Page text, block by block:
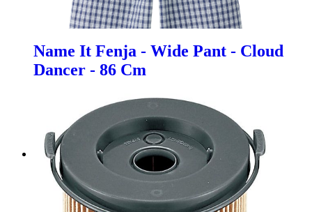
Name It Fenja - Wide Pant - Cloud
Dancer - 86 Cm